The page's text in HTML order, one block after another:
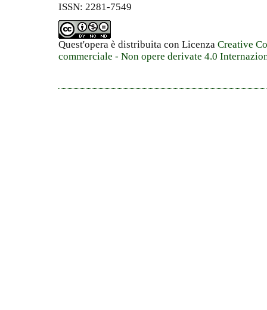
ISSN: 2281-7549
Quest'opera è distribuita con Licenza Creative
commerciale - Non opere derivate 4.0